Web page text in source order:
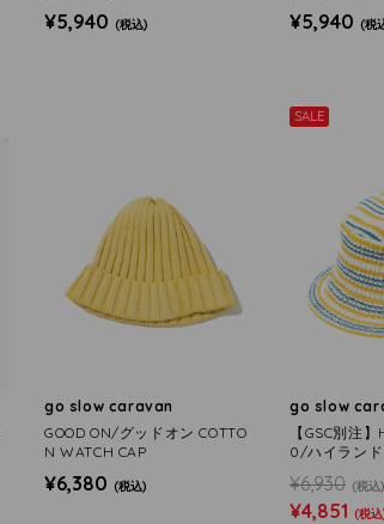
¥5,940 (税込) ¥5,940 (税
go slow caravan
GOOD ON/グッドオン COTTO
N WATCH CAP
¥6,380 (税込)
SALE
go slow
【GSC別注
0/ハイラン
Bucket Hat
¥6,930 (税込)
¥4,851 (税